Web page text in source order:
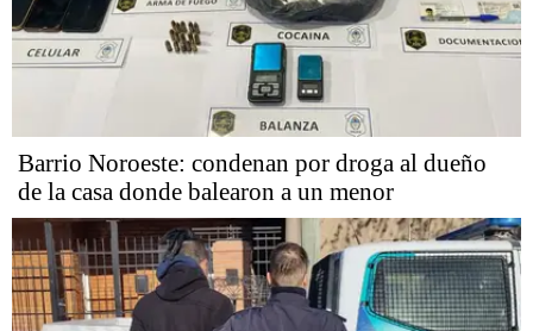
Barrio Noroeste: condenan por droga al dueño
de la casa donde balearon a un menor